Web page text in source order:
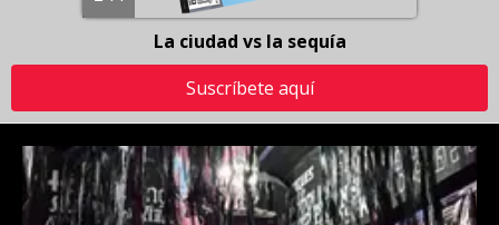
La ciudad vs la sequía
Suscríbete aquí